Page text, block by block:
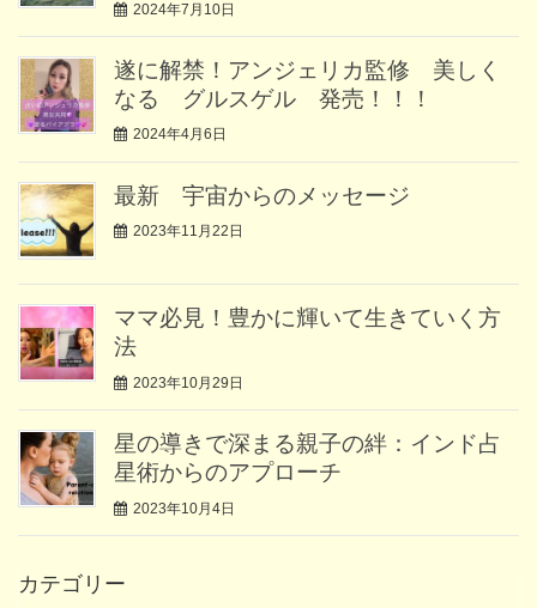
2024年7月10日
遂に解禁！アンジェリカ監修 美しく
なる グルスゲル 発売！！！
2024年4月6日
最新 宇宙からのメッセージ
2023年11月22日
ママ必見！豊かに輝いて生きていく方
法
2023年10月29日
星の導きで深まる親子の絆：インド占
星術からのアプローチ
2023年10月4日
カテゴリー